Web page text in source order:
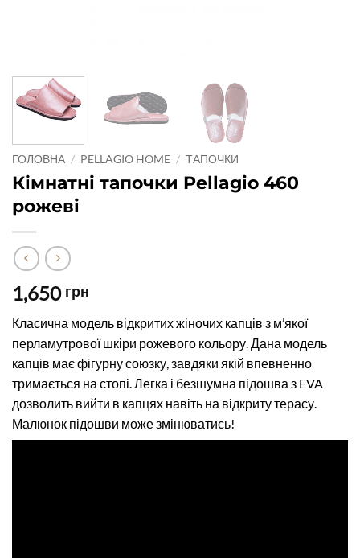
ГОЛОВНА / PELLAGIO HOME / ТАПОЧКИ
Кімнатні тапочки Pellagio 460
рожеві
1,650 грн
Класична модель відкритих жіночих капців з м’якої
перламутрової шкіри рожевого кольору. Дана модель
капців має фігурну союзку, завдяки якій впевненно
тримається на стопі. Легка і безшумна підошва з EVA
дозволить вийти в капцях навіть на відкриту терасу.
Малюнок підошви може змінюватись!